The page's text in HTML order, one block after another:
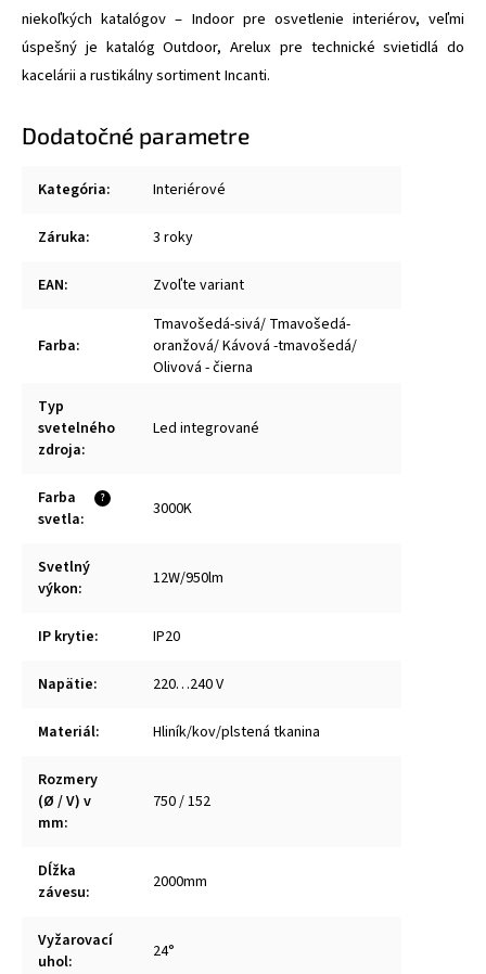
niekoľkých katalógov – Indoor pre osvetlenie interiérov, veľmi
úspešný je katalóg Outdoor, Arelux pre technické svietidlá do
kacelárii a rustikálny sortiment Incanti.
Dodatočné parametre
Kategória: Interiérové
Záruka: 3 roky
EAN: Zvoľte variant
Farba:
Tmavošedá-sivá/ Tmavošedá-
oranžová/ Kávová -tmavošedá/
Olivová - čierna
Typ
svetelného
zdroja:
Led integrované
?
Farba
svetla: 3000K
Svetlný
výkon: 12W/950lm
IP krytie: IP20
Napätie: 220…240 V
Materiál: Hliník/kov/plstená tkanina
Rozmery
(Ø / V) v
mm:
750 / 152
Dĺžka
závesu: 2000mm
Vyžarovací
uhol: 24°